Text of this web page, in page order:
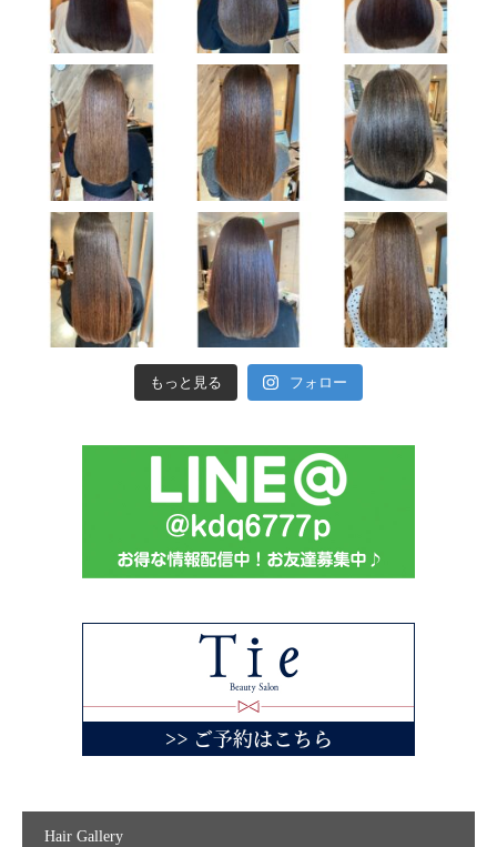
もっと見る フォロー
Hair Gallery